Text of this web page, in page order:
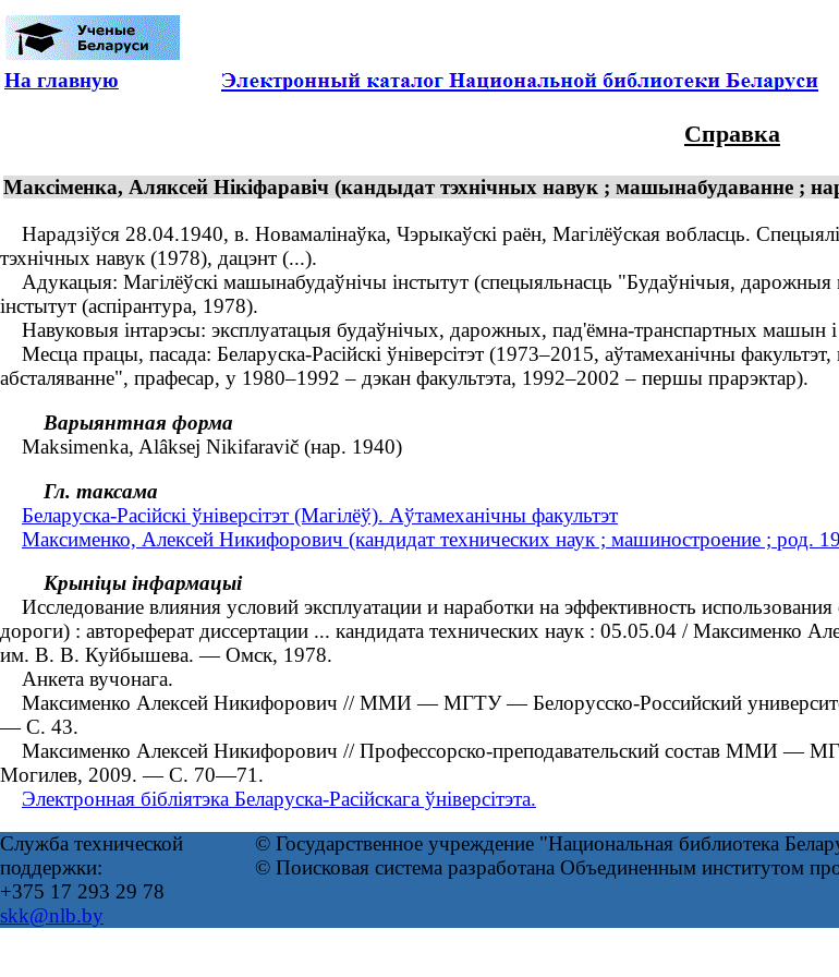
На главную
Справка
Максіменка, Аляксей Нікіфаравіч (кандыдат тэхнічных навук ; машынабудаванне ;
Нарадзіўся 28.04.1940, в. Новамалінаўка, Чэрыкаўскі раён, Магілёўская вобласць.
тэхнічных навук (1978), дацэнт (...).
Адукацыя: Магілёўскі машынабудаўнічы інстытут (спецыяльнасць "Будаўнічыя, дарожныя
інстытут (аспірантура, 1978).
Навуковыя інтарэсы: эксплуатацыя будаўнічых, дарожных, пад'ёмна-транспартных машын і
Месца працы, пасада: Беларуска-Расійскі ўніверсітэт (1973–2015, аўтамеханічны
абсталяванне", прафесар, у 1980–1992 – дэкан факультэта, 1992–2002 – першы прарэктар).
Варыянтная форма
Maksimenka, Alâksej Nikifaravič (нар. 1940)
Гл. таксама
Беларуска-Расійскі ўніверсітэт (Магілёў). Аўтамеханічны факультэт
Максименко, Алексей Никифорович (кандидат технических наук ; машиностроение ; род.
Крыніцы інфармацыі
Исследование влияния условий эксплуатации и наработки на эффективность
дороги) : автореферат диссертации ... кандидата технических наук : 05.05.04 / Максименко
им. В. В. Куйбышева. — Омск, 1978.
Анкета вучонага.
Максименко Алексей Никифорович // ММИ — МГТУ — Белорусско-Российский
— С. 43.
Максименко Алексей Никифорович // Профессорско-преподавательский состав ММИ —
Могилев, 2009. — С. 70—71.
Электронная бібліятэка Беларуска-Расійскага ўніверсітэта.
Служба технической
поддержки:
+375 17 293 29 78
skk@nlb.by
© Государственное учреждение "Национальная библиотека
© Поисковая система разработана Объединенным институтом